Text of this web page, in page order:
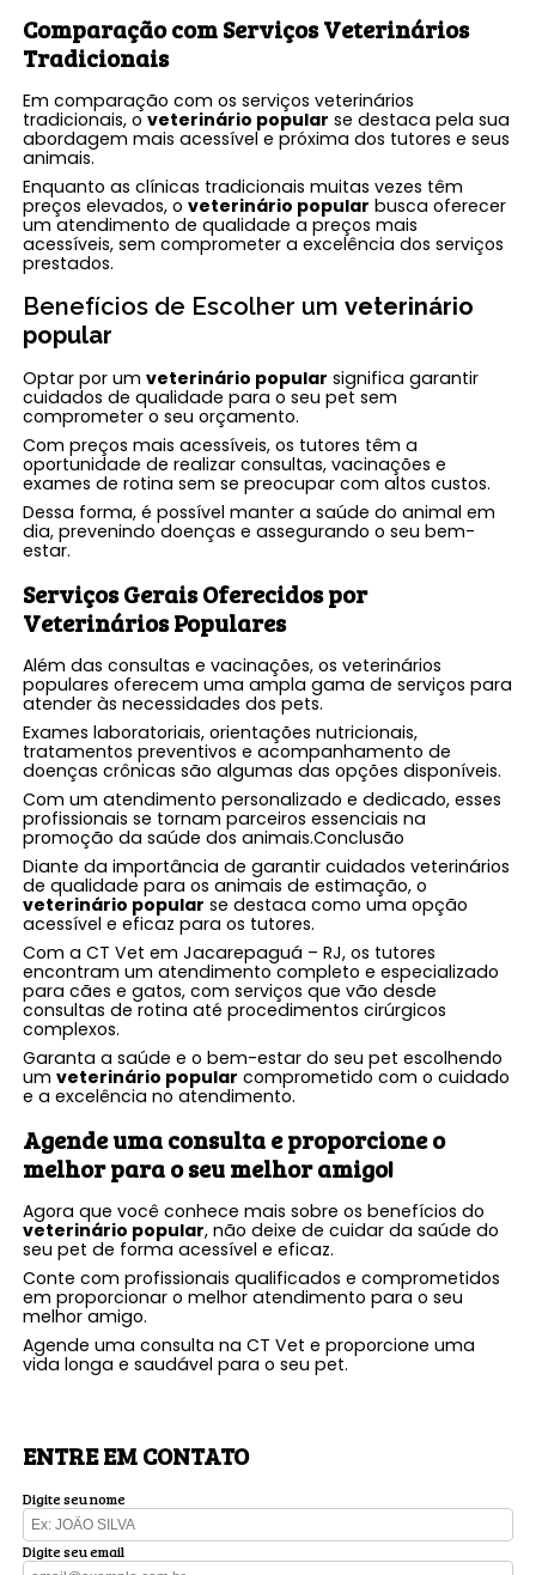
Comparação com Serviços Veterinários
Tradicionais
Em comparação com os serviços veterinários
tradicionais, oveterinário popular se destaca pela sua
abordagem mais acessível e próxima dos tutores e seus
animais.
Enquanto as clínicas tradicionais muitas vezes têm
preços elevados, oveterinário popular busca oferecer
um atendimento de qualidade a preços mais
acessíveis, sem comprometer a excelência dos serviços
prestados.
Benefícios de Escolher umveterinário
popular
Optar por umveterinário popular significa garantir
cuidados de qualidade para o seu pet sem
comprometer o seu orçamento.
Com preços mais acessíveis, os tutores têm a
oportunidade de realizar consultas, vacinações e
exames de rotina sem se preocupar com altos custos.
Dessa forma, é possível manter a saúde do animal em
dia, prevenindo doenças e assegurando o seu bem-
estar.
Serviços Gerais Oferecidos por
Veterinários Populares
Além das consultas e vacinações, os veterinários
populares oferecem uma ampla gama de serviços para
atender às necessidades dos pets.
Exames laboratoriais, orientações nutricionais,
tratamentos preventivos e acompanhamento de
doenças crônicas são algumas das opções disponíveis.
Com um atendimento personalizado e dedicado, esses
profissionais se tornam parceiros essenciais na
promoção da saúde dos animais.Conclusão
Diante da importância de garantir cuidados veterinários
de qualidade para os animais de estimação, o
veterinário popular se destaca como uma opção
acessível e eficaz para os tutores.
Com a CT Vet em Jacarepaguá – RJ, os tutores
encontram um atendimento completo e especializado
para cães e gatos, com serviços que vão desde
consultas de rotina até procedimentos cirúrgicos
complexos.
Garanta a saúde e o bem-estar do seu pet escolhendo
umveterinário popular comprometido com o cuidado
e a excelência no atendimento.
Agende uma consulta e proporcione o
melhor para o seu melhor amigo!
Agora que você conhece mais sobre os benefícios do
veterinário popular, não deixe de cuidar da saúde do
seu pet de forma acessível e eficaz.
Conte com profissionais qualificados e comprometidos
em proporcionar o melhor atendimento para o seu
melhor amigo.
Agende uma consulta na CT Vet e proporcione uma
vida longa e saudável para o seu pet.
ENTRE EM CONTATO
Digite seu nome
Digite seu email